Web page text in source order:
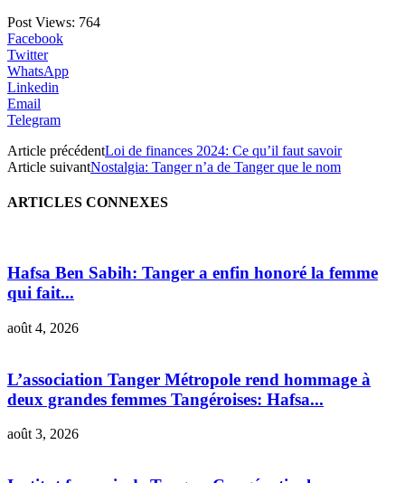
Post Views: 764
Facebook
Twitter
WhatsApp
Linkedin
Email
Telegram
Article précédentLoi de finances 2024: Ce qu’il faut savoir
Article suivantNostalgia: Tanger n’a de Tanger que le nom
ARTICLES CONNEXES
Hafsa Ben Sabih: Tanger a enfin honoré la femme
qui fait...
août 4, 2026
L’association Tanger Métropole rend hommage à
deux grandes femmes Tangéroises: Hafsa...
août 3, 2026